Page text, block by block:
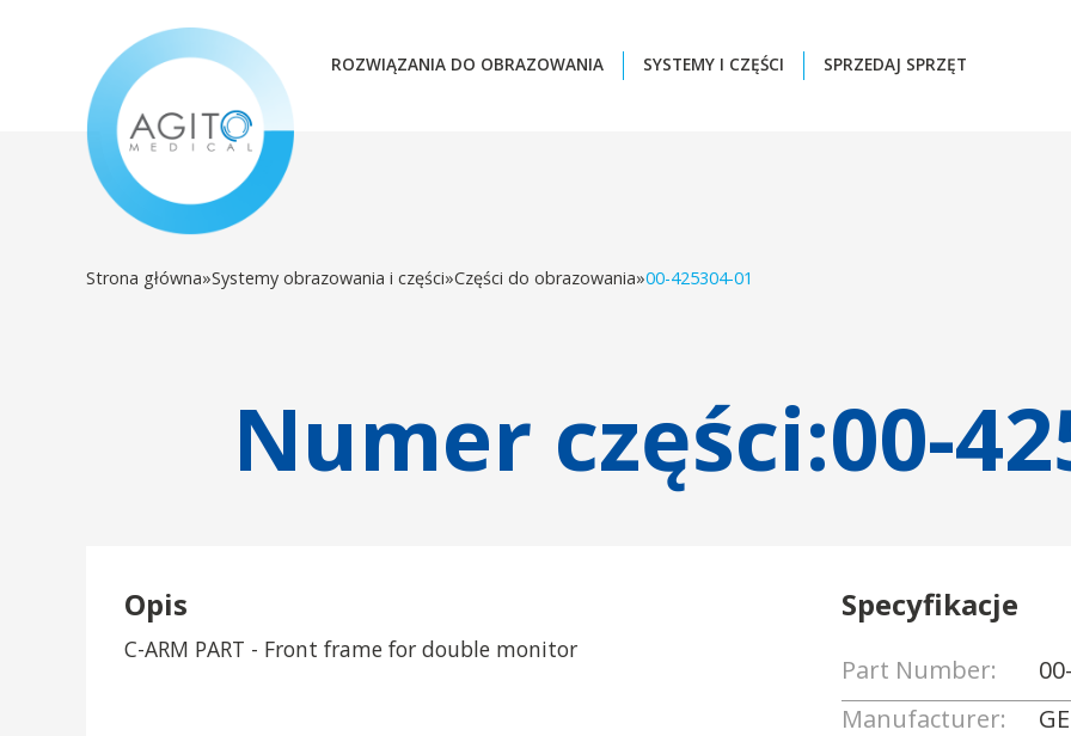
ROZWIĄZANIA DO OBRAZOWANIA SYSTEMY I CZĘŚCI SPRZEDAJ SPRZĘT
Strona główna»Systemy obrazowania i części»Części do obrazowania»00-425304-01
Numer części:00-
Opis
C-ARM PART - Front frame for double monitor
Specyfikacje
Part Number:
Manufacturer:
GE